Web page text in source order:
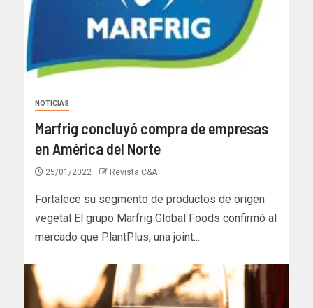
NOTICIAS
Marfrig concluyó compra de empresas
en América del Norte
25/01/2022 Revista C&A
Fortalece su segmento de productos de origen
vegetal El grupo Marfrig Global Foods confirmó al
mercado que PlantPlus, una joint...